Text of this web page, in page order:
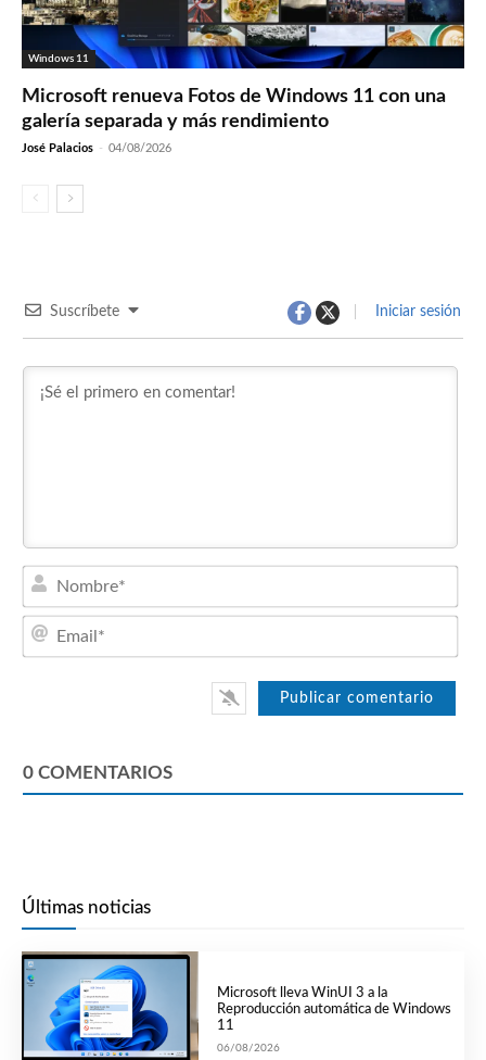
Windows 11
Microsoft renueva Fotos de Windows 11 con una
galería separada y más rendimiento
José Palacios - 04/08/2026
Suscríbete Iniciar sesión
0 COMENTARIOS
Últimas noticias
Microsoft lleva WinUI 3 a la
Reproducción automática de Windows
11
06/08/2026